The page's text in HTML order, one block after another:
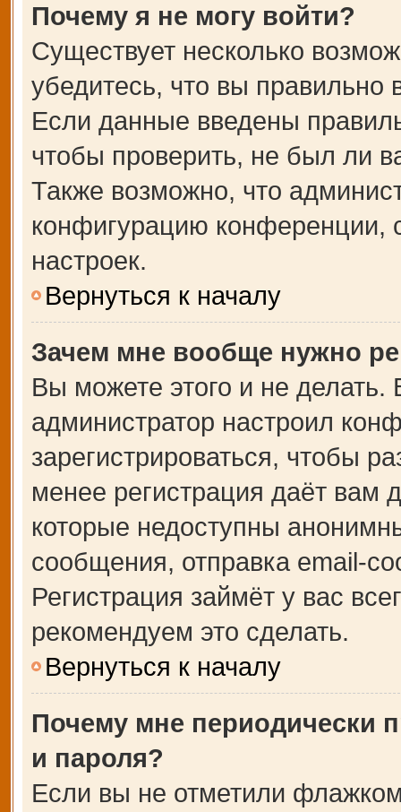
Почему я не могу войти?
Существует несколько
убедитесь, что вы правильно
Если данные введены
чтобы проверить, не был ли
Также возможно, что
конфигурацию конференции,
настроек.
Вернуться к началу
Зачем мне вообще нужно
Вы можете этого и не делать.
администратор настроил
зарегистрироваться, чтобы
менее регистрация даёт вам
которые недоступны
сообщения, отправка email-
Регистрация займёт у вас
рекомендуем это сделать.
Вернуться к началу
Почему мне периодически
и пароля?
Если вы не отметили